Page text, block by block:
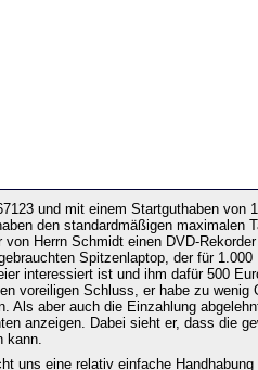
und mit einem Startguthaben von
den standardmäßigen maximalen
Herrn Schmidt einen DVD-
Spitzenlaptop, der für
interessiert ist und ihm dafür 500
voreiligen Schluss, er habe zu
Als aber auch die Einzahlung
anzeigen. Dabei sieht er, dass die
kann.
uns eine relativ einfache